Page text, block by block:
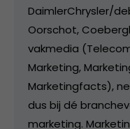
DaimlerChrysler/
Oorschot,
vakmedia
Marketing,
Marketingfacts),
dus bij dé
marketing.